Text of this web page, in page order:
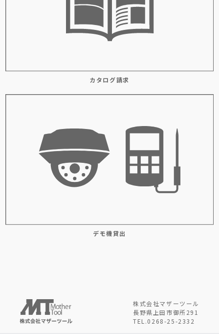
カタログ請求
デモ機貸出
株式会社マザーツール
長野県上田市御所291
TEL.0268-25-2332